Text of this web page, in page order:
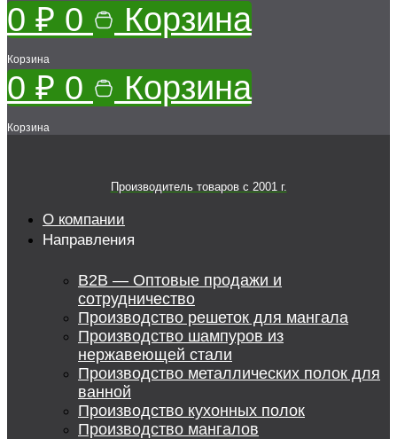
0 ₽ 0 Корзина
Корзина
0 ₽ 0 Корзина
Корзина
Производитель товаров c 2001 г.
О компании
Направления
B2B — Оптовые продажи и
сотрудничество
Производство решеток для мангала
Производство шампуров из
нержавеющей стали
Производство металлических полок для
ванной
Производство кухонных полок
Производство мангалов